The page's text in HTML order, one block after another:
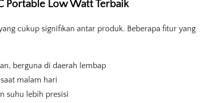
Portable Low Watt Terbaik
cukup signifikan antar produk. Beberapa fitur yang
berguna di daerah lembap
malam hari
suhu lebih presisi